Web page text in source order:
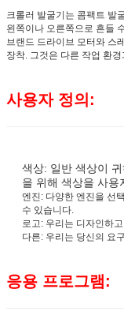
크롤러 발굴기는 콤팩트 발
왼쪽이나 오른쪽으로 흔들
브랜드 드라이브 모터와 스
장착. 그것은 다른 작업 환
사용자 정의:
색상: 일반 색상이
을 위해 색상을 사용
엔진: 다양한 엔진을 선
수 있습니다.
로고: 우리는 디자인하
다른: 우리는 당신의 요
응용 프로그램: